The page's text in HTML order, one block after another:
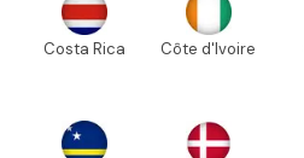
Costa Rica Côte d'Ivoire